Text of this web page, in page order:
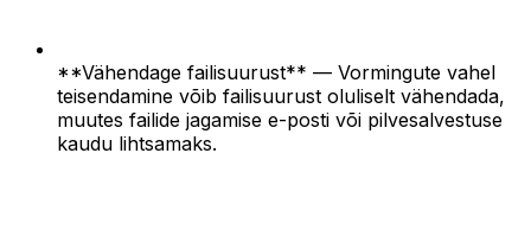
**Vähendage failisuurust** — Vormingute vahel
teisendamine võib failisuurust oluliselt vähendada,
muutes failide jagamise e-posti või pilvesalvestuse
kaudu lihtsamaks.